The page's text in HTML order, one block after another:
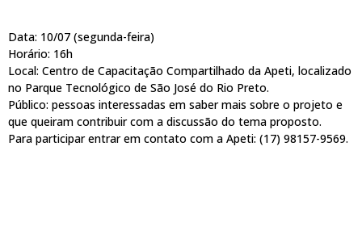
Data: 10/07 (segunda-feira)
Horário: 16h
Local: Centro de Capacitação Compartilhado da Apeti, localizado
no Parque Tecnológico de São José do Rio Preto.
Público: pessoas interessadas em saber mais sobre o projeto e
que queiram contribuir com a discussão do tema proposto.
Para participar entrar em contato com a Apeti: (17) 98157-9569.